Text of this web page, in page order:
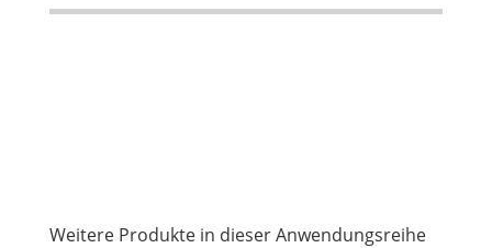
Weitere Produkte in dieser Anwendungsreihe